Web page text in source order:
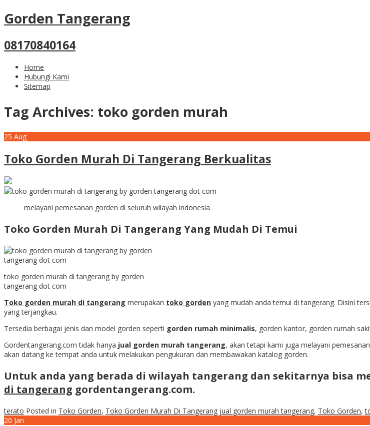
Gorden Tangerang
08170840164
Home
Hubungi Kami
Sitemap
Tag Archives: toko gorden murah
25 Aug
Toko Gorden Murah Di Tangerang Berkualitas
melayani pemesanan gorden di seluruh wilayah indonesia
Toko Gorden Murah Di Tangerang Yang Mudah Di Temui
toko gorden murah di tangerang by gorden
tangerang dot com
Toko gorden murah di tangerang merupakan toko gorden yang mudah anda temui di tangerang. Disini
yang terjangkau.
Tersedia berbagai jenis dan model gorden seperti gorden rumah minimalis, gorden kantor, gorden rumah
Gordentangerang.com tidak hanya jual gorden murah tangerang, akan tetapi kami juga melayani
akan datang ke tempat anda untuk melakukan pengukuran dan membawakan katalog gorden.
Untuk anda yang berada di wilayah tangerang dan sekitarnya bisa
di tangerang gordentangerang.com.
terato Posted in Toko Gorden, Toko Gorden Murah Di Tangerang jual gorden murah tangerang, Toko Gorden,
20 Jan